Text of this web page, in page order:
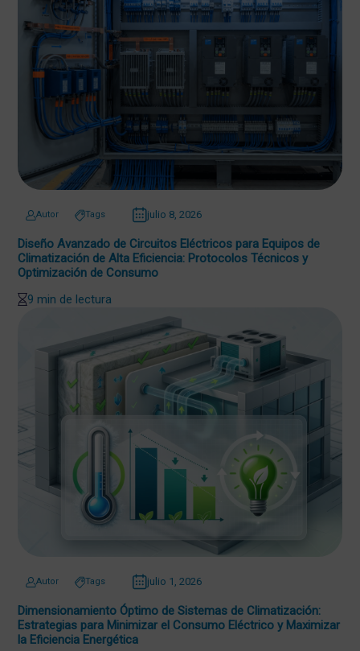
Autor Tags julio 8, 2026
Diseño Avanzado de Circuitos Eléctricos para Equipos de
Climatización de Alta Eficiencia: Protocolos Técnicos y
Optimización de Consumo
9 min de lectura
Autor Tags julio 1, 2026
Dimensionamiento Óptimo de Sistemas de Climatización:
Estrategias para Minimizar el Consumo Eléctrico y Maximizar
la Eficiencia Energética